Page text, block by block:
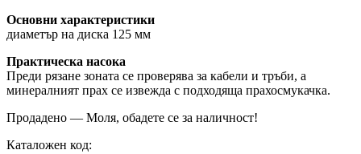
Основни характеристики
диаметър на диска 125 мм
Практическа насока
Преди рязане зоната се проверява за кабели и тръби, а
минералният прах се извежда с подходяща прахосмукачка.
Продадено — Моля, обадете се за наличност!
Каталожен код: